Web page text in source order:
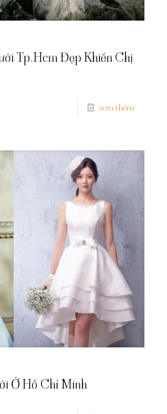
Tp.Hcm Đẹp Khiến Chị
xem thêm
Ở Hồ Chí Minh